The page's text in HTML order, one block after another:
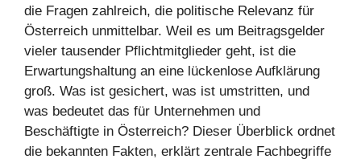
die Fragen zahlreich, die politische Relevanz für
Österreich unmittelbar. Weil es um Beitragsgelder
vieler tausender Pflichtmitglieder geht, ist die
Erwartungshaltung an eine lückenlose Aufklärung
groß. Was ist gesichert, was ist umstritten, und
was bedeutet das für Unternehmen und
Beschäftigte in Österreich? Dieser Überblick ordnet
die bekannten Fakten, erklärt zentrale Fachbegriffe